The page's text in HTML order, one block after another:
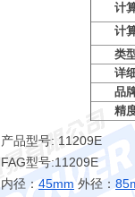
计
计
类
详
品
精
产品型号: 11209E
FAG型号:11209E
内径： 45mm外径：